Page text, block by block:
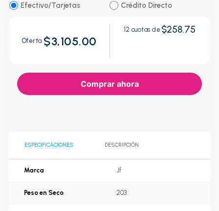
Efectivo/Tarjetas
Crédito Directo
Oferta $3,105.00
12 cuotas de $258.75
Comprar ahora
ESPECIFICACIONES DESCRIPCIÓN
Marca Jf
Peso en Seco 203